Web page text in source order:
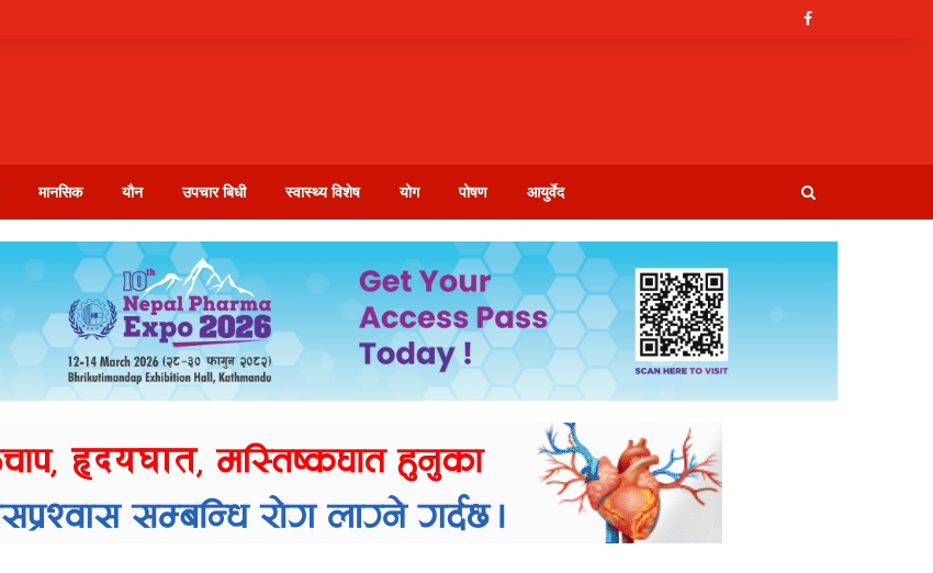
मानसिक यौन उपचार बिधी स्वास्थ्य विशेष योग पोषण आयुर्वेद